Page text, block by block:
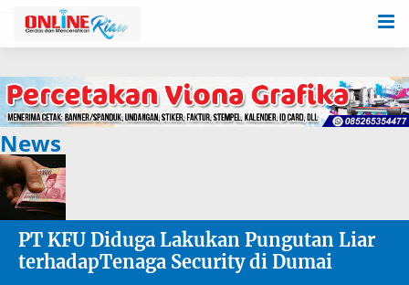
News
PT KFU Diduga Lakukan Pungutan Liar
terhadapTenaga Security di Dumai